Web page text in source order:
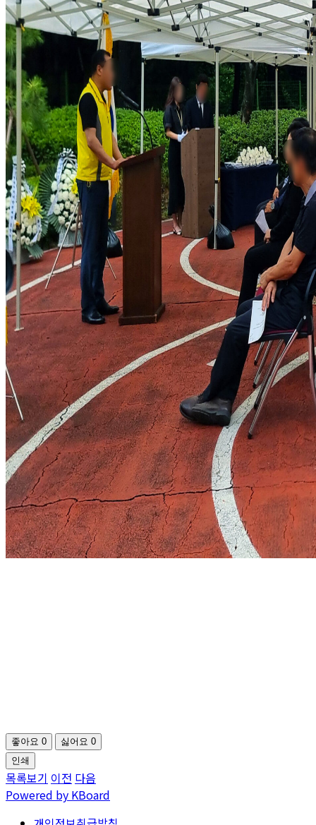
좋아요 0 싫어요 0
인쇄
목록보기 이전 다음
Powered by KBoard